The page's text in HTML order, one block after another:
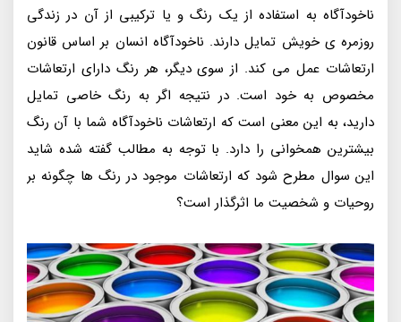
ناخودآگاه به استفاده از یک رنگ و یا ترکیبی از آن در زندگی
روزمره ی خویش تمایل دارند. ناخودآگاه انسان بر اساس قانون
ارتعاشات عمل می کند. از سوی دیگر، هر رنگ دارای ارتعاشات
مخصوص به خود است. در نتیجه اگر به رنگ خاصی تمایل
دارید، به این معنی است که ارتعاشات ناخودآگاه شما با آن رنگ
بیشترین همخوانی را دارد. با توجه به مطالب گفته شده شاید
این سوال مطرح شود که ارتعاشات موجود در رنگ ها چگونه بر
روحیات و شخصیت ما اثرگذار است؟